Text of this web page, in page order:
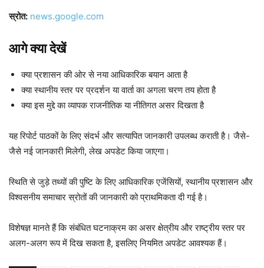
स्रोत: news.google.com
आगे क्या देखें
क्या प्रशासन की ओर से नया आधिकारिक बयान आता है
क्या स्थानीय स्तर पर प्रदर्शन या वार्ता का अगला चरण तय होता है
क्या इस मुद्दे का व्यापक राजनीतिक या नीतिगत असर दिखता है
यह रिपोर्ट पाठकों के लिए संदर्भ और सत्यापित जानकारी उपलब्ध कराती है। जैसे-
जैसे नई जानकारी मिलेगी, लेख अपडेट किया जाएगा।
स्थिति से जुड़े तथ्यों की पुष्टि के लिए आधिकारिक एजेंसियों, स्थानीय प्रशासन और
विश्वसनीय समाचार स्रोतों की जानकारी को प्राथमिकता दी गई है।
विशेषज्ञ मानते हैं कि संबंधित घटनाक्रम का असर क्षेत्रीय और राष्ट्रीय स्तर पर
अलग-अलग रूप में दिख सकता है, इसलिए नियमित अपडेट आवश्यक हैं।